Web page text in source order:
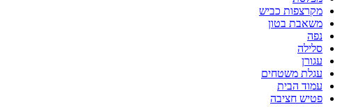
מקרצפות כביש
משאבת בטון
נפה
סלילה
עגורן
עגלת משטחים
עמוד הבית
פטיש חציבה